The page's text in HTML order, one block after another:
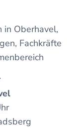
in Oberhavel,
Fachkräfte